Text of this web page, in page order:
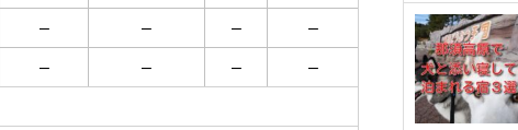
– – – –
– – – –